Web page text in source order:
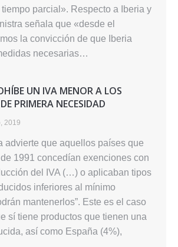
parcial». Respecto a Iberia y
señala que «desde el
la convicción de que Iberia
necesarias…
UN IVA MENOR A LOS
PRIMERA NECESIDAD
2019
advierte que aquellos países que
1991 concedían exenciones con
del IVA (…) o aplicaban tipos
inferiores al mínimo
mantenerlos”. Este es el caso
sí tiene productos que tienen una
así como España (4%),